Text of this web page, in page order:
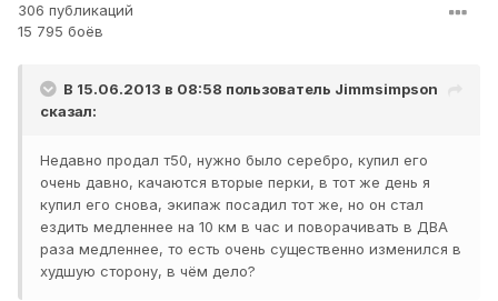
306 публикаций
15 795 боёв
В 15.06.2013 в 08:58 пользователь Jimmsimpson
сказал:
Недавно продал т50, нужно было серебро, купил его
очень давно, качаются вторые перки, в тот же день я
купил его снова, экипаж посадил тот же, но он стал
ездить медленнее на 10 км в час и поворачивать в ДВА
раза медленнее, то есть очень существенно изменился в
худшую сторону, в чём дело?